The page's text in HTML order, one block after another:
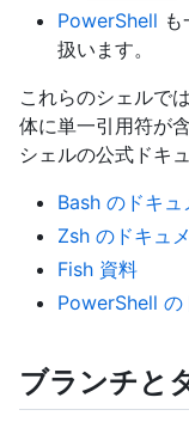
PowerShell
扱います。
これらのシェルで
体に単一引用符が
シェルの公式ドキ
Bash のドキュ
Zsh のドキュ
Fish 資料
PowerShell の
ブランチと